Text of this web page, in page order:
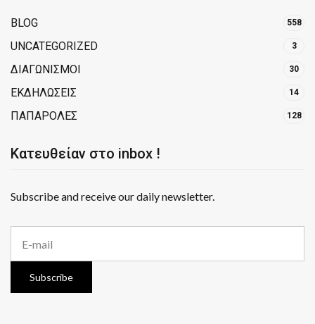
BLOG 558
UNCATEGORIZED 3
ΔΙΑΓΩΝΙΣΜΟΙ 30
ΕΚΔΗΛΩΣΕΙΣ 14
ΠΑΠΑΡΟΛΕΣ 128
Κατευθείαν στο inbox !
Subscribe and receive our daily newsletter.
a
Subscribe